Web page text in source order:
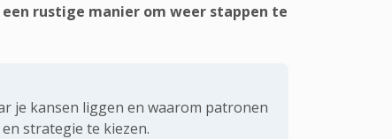
rustige manier om weer stappen te
je kansen liggen en waarom patronen
strategie te kiezen.